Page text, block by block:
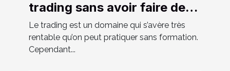
trading sans avoir faire de
formation ?
Le trading est un domaine qui s’avère très
rentable qu’on peut pratiquer sans formation.
Cependant...